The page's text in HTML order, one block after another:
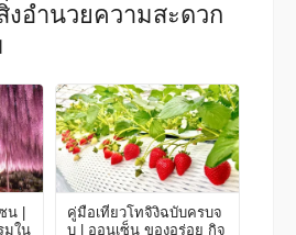
งอำนวยความสะดวก
|
มใน
คู่มือเที่ยวโทจิงิฉบับครบจ
บ | ออนเซ็น ของอร่อย กิจ